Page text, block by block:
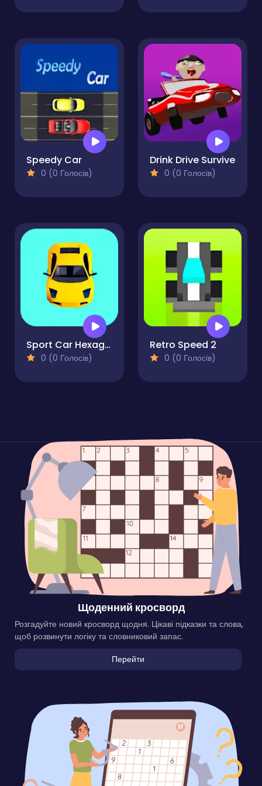
Speedy Car
0 (0 Голосів)
Drink Drive Survive
0 (0 Голосів)
Sport Car Hexagon
0 (0 Голосів)
Retro Speed 2
0 (0 Голосів)
Щоденний кросворд
Розгадуйте новий кросворд щодня. Цікаві підказки та слова,
щоб розвинути логіку та словниковий запас.
Перейти